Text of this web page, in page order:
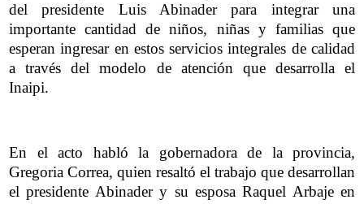
del presidente Luis Abinader para integrar una
importante cantidad de niños, niñas y familias que
esperan ingresar en estos servicios integrales de calidad
a través del modelo de atención que desarrolla el
Inaipi.
En el acto habló la gobernadora de la provincia,
Gregoria Correa, quien resaltó el trabajo que desarrollan
el presidente Abinader y su esposa Raquel Arbaje en